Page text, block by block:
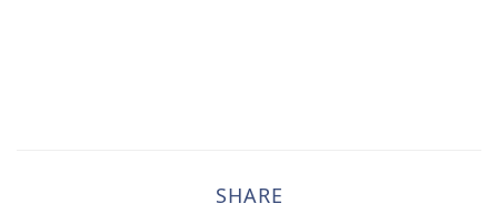
SHARE